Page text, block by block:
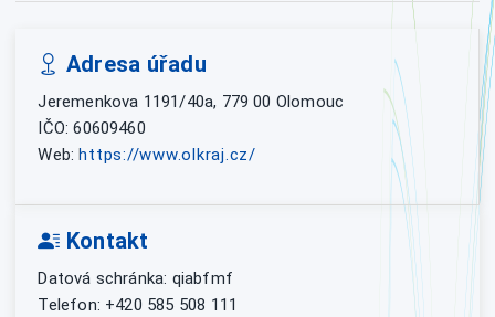
Adresa úřadu
Jeremenkova 1191/40a, 779 00 Olomouc
IČO: 60609460
Web: https://www.olkraj.cz/
Kontakt
Datová schránka: qiabfmf
Telefon: +420 585 508 111